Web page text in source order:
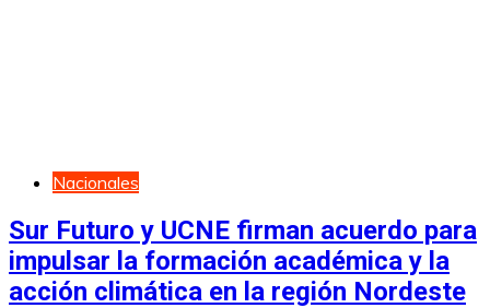
Nacionales
Sur Futuro y UCNE firman acuerdo para
impulsar la formación académica y la
acción climática en la región Nordeste